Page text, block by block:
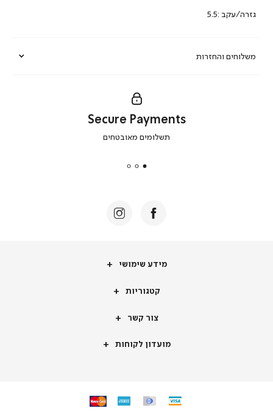
משלוחים והחזרות
גזרה/עקב :5.5
secure
|
Secure Payments
תשלומים מאובטחים
מידע
מידע שימושי
קטגוריותקטגוריות
צור
צור קשר
מועדון
מועדון לקוחות